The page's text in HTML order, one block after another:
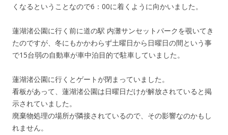
くなるということなので6：00に着くように向かいました。
蓮湖渚公園に行く前に道の駅 内灘サンセットパークを覗いてき
たのですが、冬にもかかわらず土曜日から日曜日の間という事
で15台弱の自動車が車中泊目的で駐車していました。
蓮湖渚公園に行くとゲートが閉まっていました。
看板があって、蓮湖渚公園は日曜日だけが解放されていると掲
示されていました。
廃棄物処理の場所が隣接されているので、その影響なのかもし
れません。